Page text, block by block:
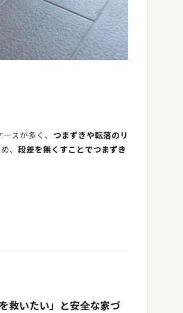
スが多く、 つまずきや転落のリ
、 段差を無くすことでつまずき
救いたい」と安全な家づ